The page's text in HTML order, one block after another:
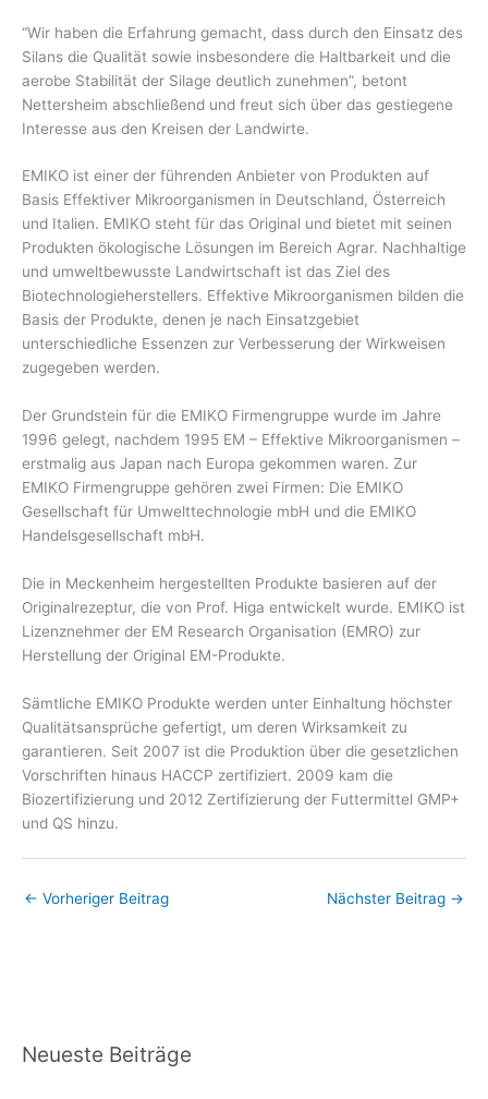
“Wir haben die Erfahrung gemacht, dass durch den Einsatz des
Silans die Qualität sowie insbesondere die Haltbarkeit und die
aerobe Stabilität der Silage deutlich zunehmen”, betont
Nettersheim abschließend und freut sich über das gestiegene
Interesse aus den Kreisen der Landwirte.
EMIKO ist einer der führenden Anbieter von Produkten auf
Basis Effektiver Mikroorganismen in Deutschland, Österreich
und Italien. EMIKO steht für das Original und bietet mit seinen
Produkten ökologische Lösungen im Bereich Agrar. Nachhaltige
und umweltbewusste Landwirtschaft ist das Ziel des
Biotechnologieherstellers. Effektive Mikroorganismen bilden die
Basis der Produkte, denen je nach Einsatzgebiet
unterschiedliche Essenzen zur Verbesserung der Wirkweisen
zugegeben werden.
Der Grundstein für die EMIKO Firmengruppe wurde im Jahre
1996 gelegt, nachdem 1995 EM – Effektive Mikroorganismen –
erstmalig aus Japan nach Europa gekommen waren. Zur
EMIKO Firmengruppe gehören zwei Firmen: Die EMIKO
Gesellschaft für Umwelttechnologie mbH und die EMIKO
Handelsgesellschaft mbH.
Die in Meckenheim hergestellten Produkte basieren auf der
Originalrezeptur, die von Prof. Higa entwickelt wurde. EMIKO ist
Lizenznehmer der EM Research Organisation (EMRO) zur
Herstellung der Original EM-Produkte.
Sämtliche EMIKO Produkte werden unter Einhaltung höchster
Qualitätsansprüche gefertigt, um deren Wirksamkeit zu
garantieren. Seit 2007 ist die Produktion über die gesetzlichen
Vorschriften hinaus HACCP zertifiziert. 2009 kam die
Biozertifizierung und 2012 Zertifizierung der Futtermittel GMP+
und QS hinzu.
← Vorheriger Beitrag Nächster Beitrag →
Neueste Beiträge